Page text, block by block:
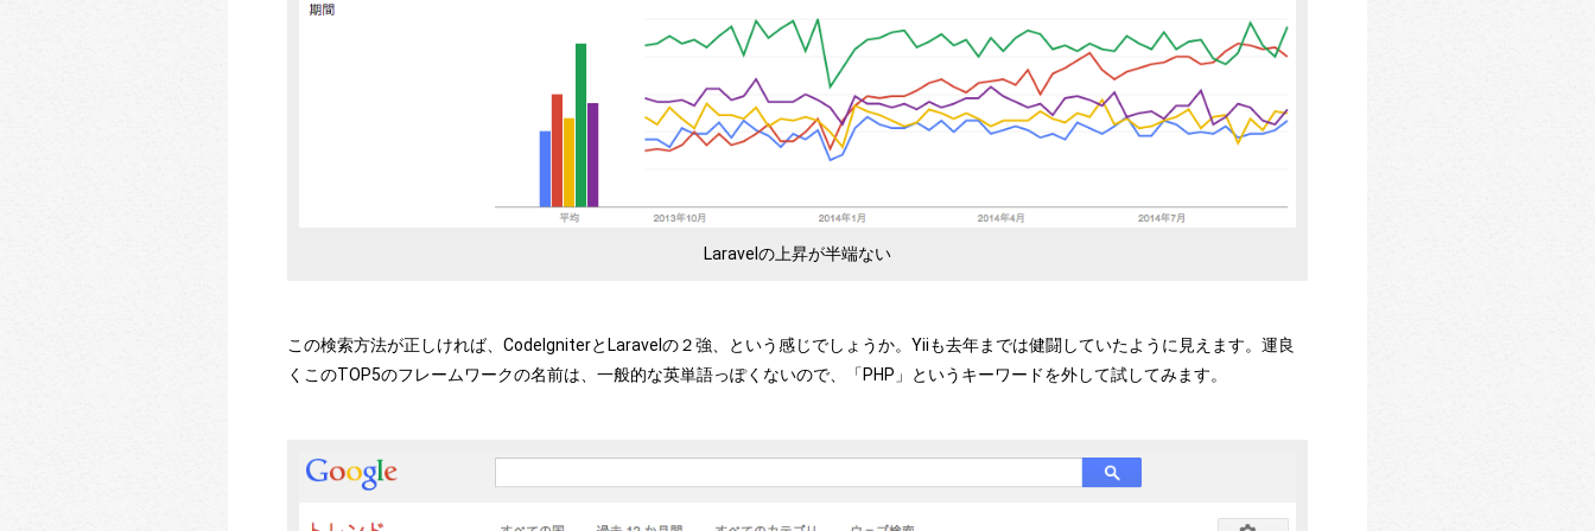
Laravelの上昇が半端ない
この検索方法が正しければ、CodeIgniterとLaravelの２強、という感じでしょうか。Yiiも去年までは健闘していたように見えます。運良
くこのTOP5のフレームワークの名前は、一般的な英単語っぽくないので、「PHP」というキーワードを外して試してみます。